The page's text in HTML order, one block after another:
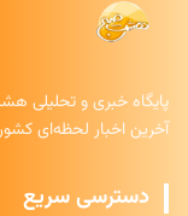
پایگاه خبری و تحلیلی
آخرین اخبار لحظه‌ای
دسترسی سریع